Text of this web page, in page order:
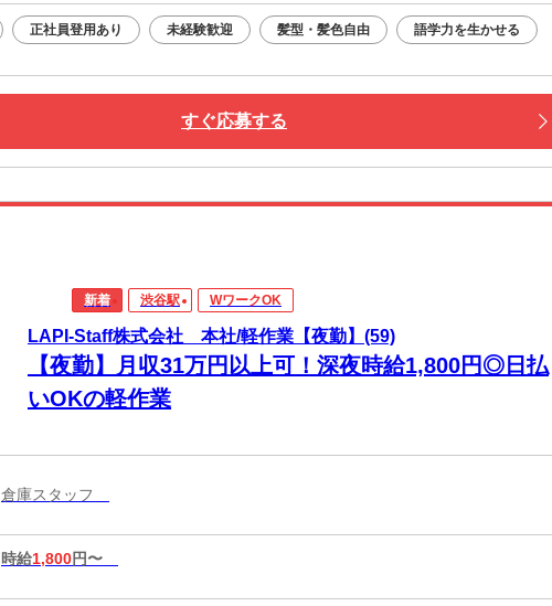
正社員登用あり 未経験歓迎 髪型・髪色自由 語学力を生かせる
すぐ応募する
新着 渋谷駅 WワークOK
LAPI-Staff株式会社 本社/軽作業【夜勤】(59)
【夜勤】月収31万円以上可！深夜時給1,800円◎日払
いOKの軽作業
倉庫スタッフ
時給1,800円〜